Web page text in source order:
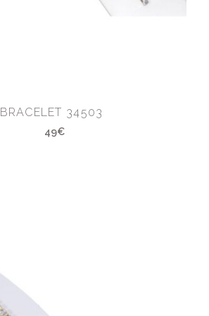
BRACELET 34503
49€